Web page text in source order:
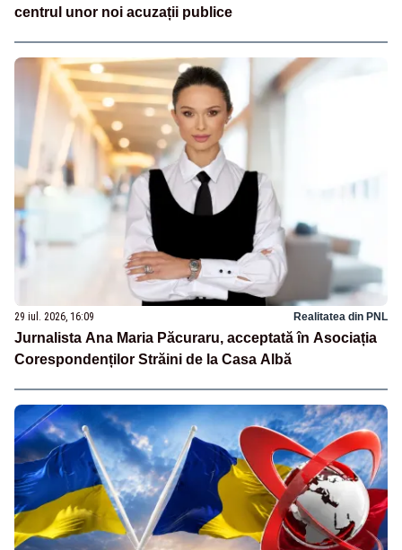
centrul unor noi acuzații publice
29 iul. 2026, 16:09 Realitatea din PNL
Jurnalista Ana Maria Păcuraru, acceptată în Asociația
Corespondenților Străini de la Casa Albă